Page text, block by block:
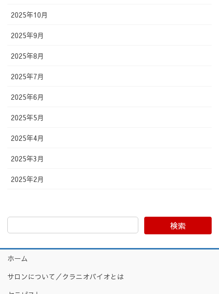
2025年10月
2025年9月
2025年8月
2025年7月
2025年6月
2025年5月
2025年4月
2025年3月
2025年2月
検索
ホーム
サロンについて／クラニオバイオとは